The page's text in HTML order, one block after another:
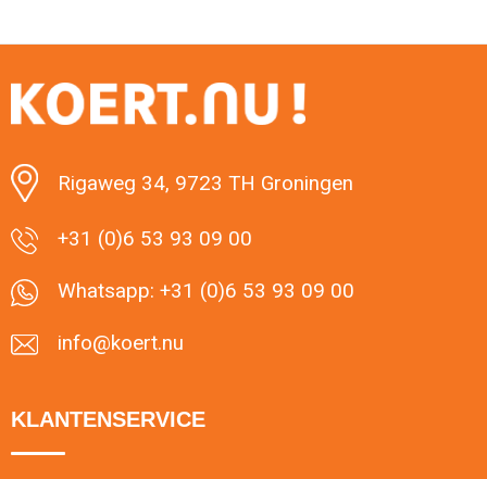
Rigaweg 34, 9723 TH Groningen
+31 (0)6 53 93 09 00
Whatsapp: +31 (0)6 53 93 09 00
info@koert.nu
KLANTENSERVICE